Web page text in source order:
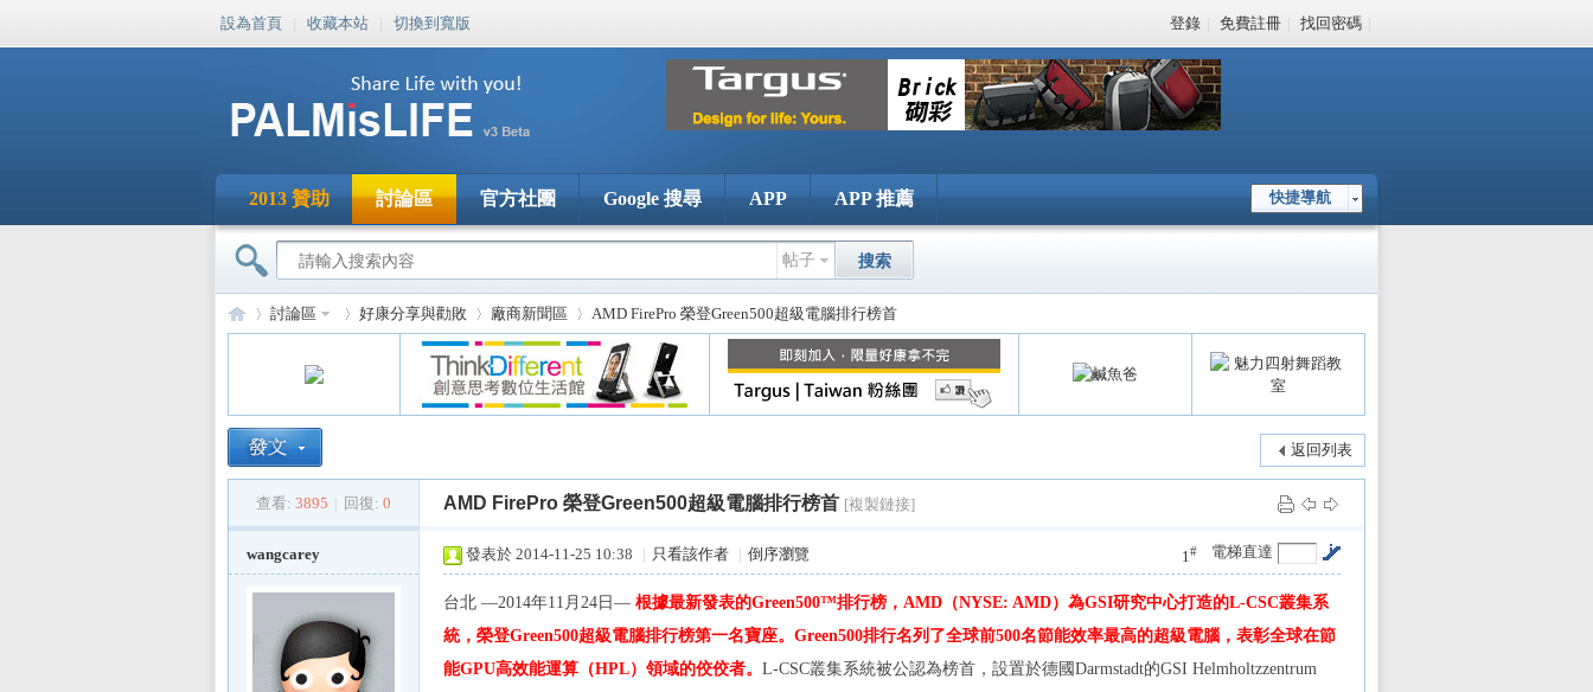
設為首頁 | 收藏本站 | 切換到寬版 登錄 | 免費註冊 | 找回密碼 |
快捷導航
2013 贊助 討論區 官方社團 Google 搜尋 APP APP 推薦
帖子 搜索
PA»
討論區
›
好康分享與勸敗
›
廠商新聞區
›
AMD FirePro 榮登Green500超級電腦排行榜首
返回列表
查看: 3895 | 回復: 0 AMD FirePro 榮登Green500超級電腦排行榜首 [複製鏈接]
wangcarey 電梯直達
1#
發表於 2014-11-25 10:38 | 只看該作者 | 倒序瀏覽
台北 —2014年11 月 24 日— 根據最新發表的Green500™排行榜， AMD （NYSE: AMD）為GSI研究中心打造的L-CSC叢集系
統，榮登Green500超級電腦排行榜第一名寶座。 Green500排行名列了全球前500名節能效率最高的超級電腦，表彰全球在節
能GPU高效能運算（HPL）領域的佼佼者。 L-CSC叢集系統被公認為榜首，設置於德國Darmstadt的GSI Helmholtzzentrum